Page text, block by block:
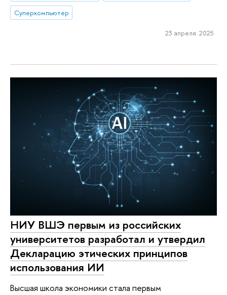
Суперкомпьютер
23 апреля 2025
НИУ ВШЭ первым из российских
университетов разработал и утвердил
Декларацию этических принципов
использования ИИ
Высшая школа экономики стала первым